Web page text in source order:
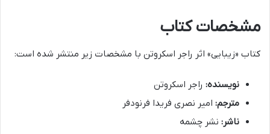
مشخصات کتاب
کتاب «زیبایی» اثر راجر اسکروتن با مشخصات زیر منتشر شده است:
نویسنده: راجر اسکروتن
مترجم: امیر نصری فریدا فرنودفر
ناشر: نشر چشمه